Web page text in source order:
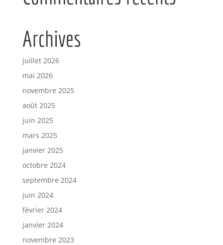
Archives
juillet 2026
mai 2026
novembre 2025
août 2025
juin 2025
mars 2025
janvier 2025
octobre 2024
septembre 2024
juin 2024
février 2024
janvier 2024
novembre 2023